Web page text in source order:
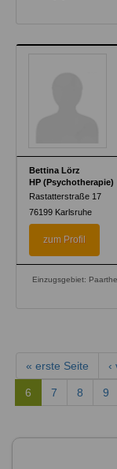
Bettina Lörz
HP (Psychotherapie)
Rastatterstraße 17
76199 Karlsruhe
zum Profil
Einzugsgebiet:
« erste Seite ‹
6 7 8 9